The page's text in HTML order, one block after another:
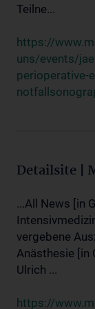
Teilne...
https://
uns/events/
perioperative-
Detailsite |
...All News [in
vergebene
Anästhesie [in
Ulrich ...
https://